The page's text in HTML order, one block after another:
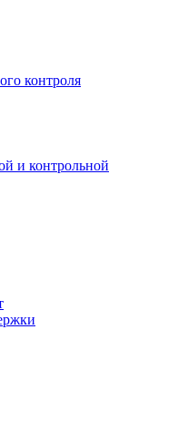
контроля
и контрольной